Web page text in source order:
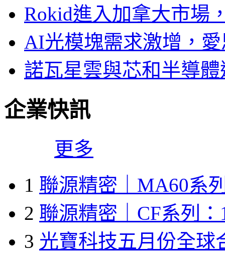
Rokid進入加拿大市場
AI光模塊需求激增，
諾瓦星雲與芯和半導
企業快訊
更多
1 聯源精密｜MA60系
2 聯源精密｜CF系列：
3 光寶科技五月份全球